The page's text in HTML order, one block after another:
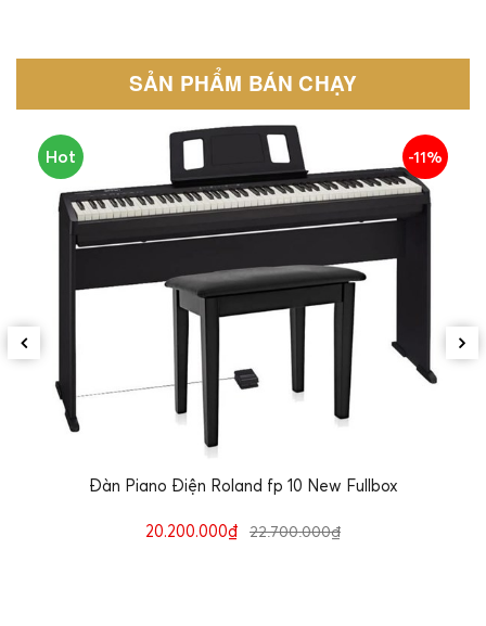
SẢN PHẨM BÁN CHẠY
Hot -11%
Đàn Piano Điện Roland fp 10 New Fullbox
20.200.000₫ 22.700.000₫